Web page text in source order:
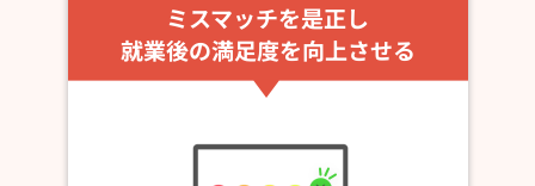
ミスマッチを是正し
就業後の満足度を向上させる